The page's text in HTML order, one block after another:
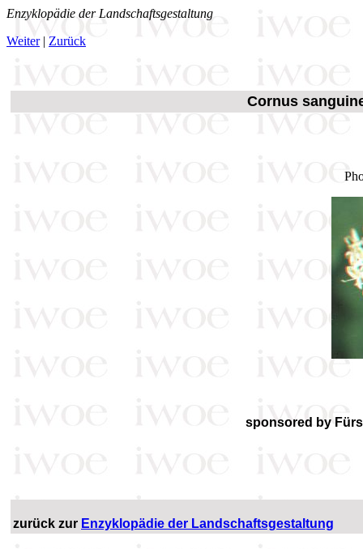
Enzyklopädie der Landschaftsgestaltung
Weiter| Zurück
Cornus
sponsored by
zurück zur Enzyklopädie der Landschaftsgestaltung